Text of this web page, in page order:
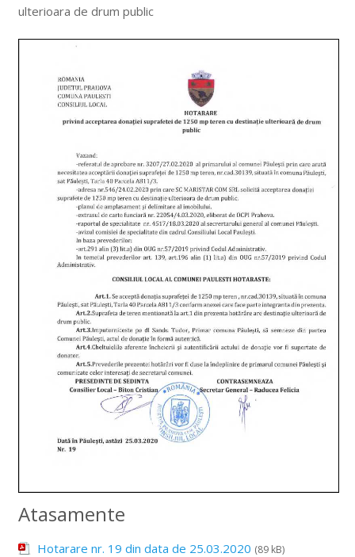
ulterioara de drum public
Atasamente
Hotarare nr. 19 din data de 25.03.2020 (89 kB)